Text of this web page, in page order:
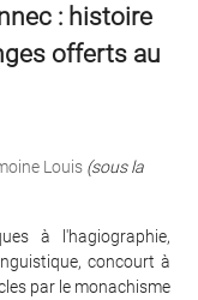
: histoire
offerts au
Louis (sous la
à l'hagiographie,
concourt à
par le monachisme